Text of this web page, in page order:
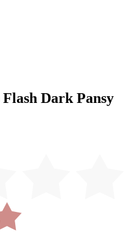
Dark Pansy